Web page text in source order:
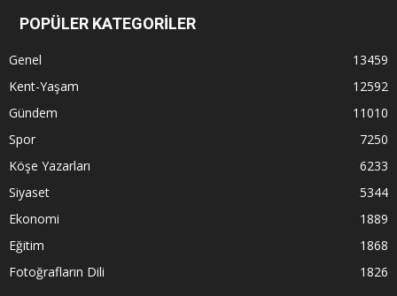
POPÜLER KATEGORİLER
Genel
13459
Kent-Yaşam
12592
Gündem
11010
Spor
7250
Köşe Yazarları
6233
Siyaset
5344
Ekonomi
1889
Eğitim
1868
Fotoğrafların Dili
1826